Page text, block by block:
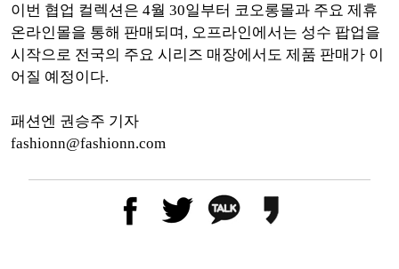
이번 협업 컬렉션은 4월 30일부터 코오롱몰과 주요 제휴
온라인몰을 통해 판매되며, 오프라인에서는 성수 팝업을
시작으로 전국의 주요 시리즈 매장에서도 제품 판매가 이
어질 예정이다.
패션엔 권승주 기자
fashionn@fashionn.com